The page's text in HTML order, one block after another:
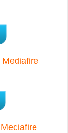
Mediafire
Mediafire